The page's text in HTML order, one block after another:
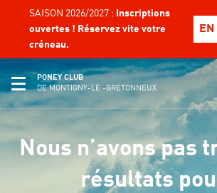
SAISON 2026/2027 :
Inscriptions
ouvertes ! Réservez vite votre
créneau.
EN
PONEY CLUB
DE MONTIGNY-LE -BRETONNEUX
Nous n’avons pas
résultats